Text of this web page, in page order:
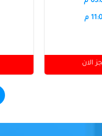
م
الان